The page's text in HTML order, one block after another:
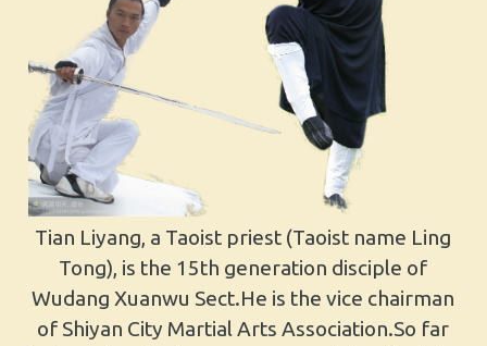
Tian Liyang, a Taoist priest (Taoist name Ling
Tong), is the 15th generation disciple of
Wudang Xuanwu Sect.He is the vice chairman
of Shiyan City Martial Arts Association.So far